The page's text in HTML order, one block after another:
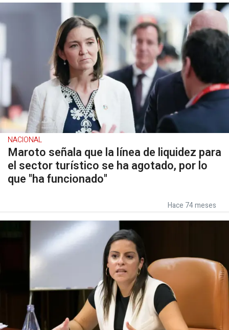
NACIONAL
Maroto señala que la línea de liquidez para
el sector turístico se ha agotado, por lo
que "ha funcionado"
Hace 74 meses